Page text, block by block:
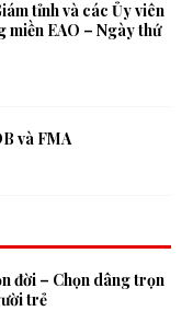
tỉnh và các Ủy viên
EAO – Ngày thứ
và FMA
đời – Chọn dâng trọn
trẻ